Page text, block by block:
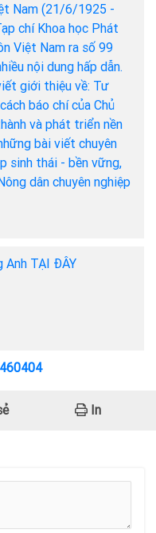
Nam (21/6/1925 -
chí Khoa học Phát
Việt Nam ra số 99
nội dung hấp dẫn.
giới thiệu về: Tư
báo chí của Chủ
và phát triển nền
bài viết chuyên
sinh thái - bền vững,
dân chuyên nghiệp
Anh TẠI ĐÂY
In